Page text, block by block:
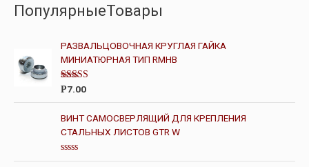
ПопулярныеТовары
РАЗВАЛЬЦОВОЧНАЯ КРУГЛАЯ ГАЙКА
МИНИАТЮРНАЯ ТИП RMHB
Оценка
Р7.00
ВИНТ САМОСВЕРЛЯЩИЙ ДЛЯ КРЕПЛЕНИЯ
СТАЛЬНЫХ ЛИСТОВ GTR W
О